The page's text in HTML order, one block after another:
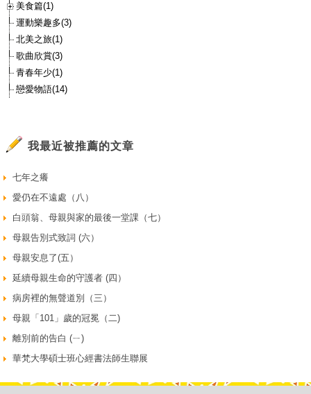
美食篇(1)
運動樂趣多(3)
北美之旅(1)
歌曲欣賞(3)
青春年少(1)
戀愛物語(14)
我最近被推薦的文章
七年之癢
愛仍在不遠處（八）
白頭翁、母親與家的最後一堂課（七）
母親告別式致詞 (六）
母親安息了(五）
延續母親生命的守護者 (四）
病房裡的無聲道別（三）
母親「101」歲的冠冕（二)
離別前的告白 (ㄧ)
華梵大學碩士班心經書法師生聯展